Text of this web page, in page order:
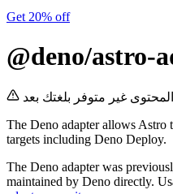
Get 20% off
@deno/astro-
The Deno adapter allows Astro
targets including Deno Deploy.
The Deno adapter was
maintained by Deno directly.